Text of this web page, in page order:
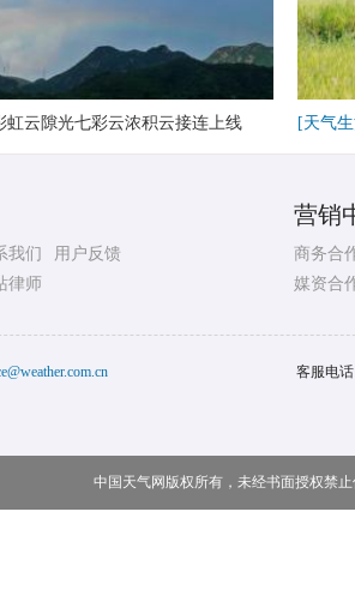
虹云隙光七彩云浓积云接连上线 [天气
我们
用户反馈
律师
营销
商务合
媒资合
客服电
中国天气网版权所有，未经书面授权